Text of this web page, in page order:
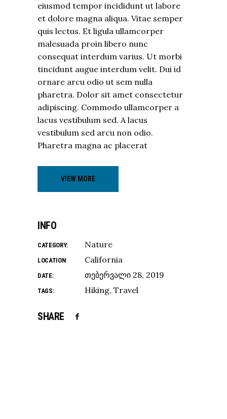
eiusmod tempor incididunt ut labore
et dolore magna aliqua. Vitae semper
quis lectus. Et ligula ullamcorper
malesuada proin libero nunc
consequat interdum varius. Ut morbi
tincidunt augue interdum velit. Dui id
ornare arcu odio ut sem nulla
pharetra. Dolor sit amet consectetur
adipiscing. Commodo ullamcorper a
lacus vestibulum sed. A lacus
vestibulum sed arcu non odio.
Pharetra magna ac placerat
VIEW MORE
INFO
CATEGORY: Nature
LOCATION California
DATE: თებერვალი 28, 2019
TAGS: Hiking Travel
SHARE